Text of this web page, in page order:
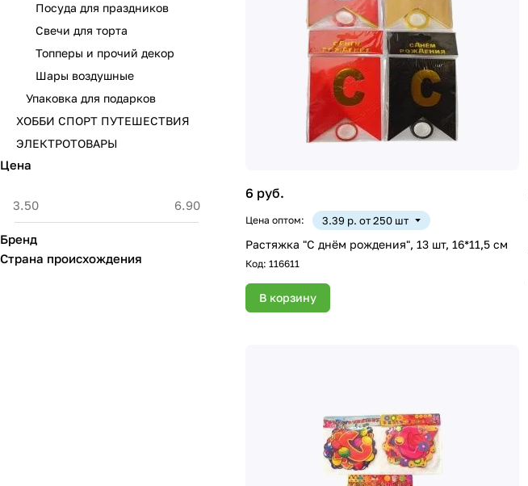
6 руб.
Цена оптом: 3.39 р. от 250 шт
Растяжка "С днём рождения", 13 шт, 16*11,5 см
Код: 116611
В корзину
Посуда для праздников
Свечи для торта
Топперы и прочий декор
Шары воздушные
Упаковка для подарков
ХОББИ СПОРТ ПУТЕШЕСТВИЯ
ЭЛЕКТРОТОВАРЫ
Цена
Бренд
Страна происхождения